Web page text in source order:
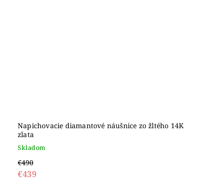
Napichovacie diamantové náušnice zo žltého 14K
zlata
Skladom
€490
€439